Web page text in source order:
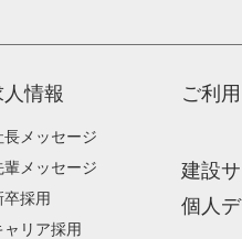
情報
長メッセージ
輩メッセージ
卒採用
ャリア採用
ご利
建設
個人